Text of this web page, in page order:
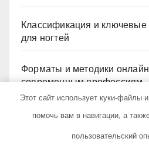
Классификация и ключевые
для ногтей
Форматы и методики
современным профессиям
Бангкок: трансферы,
Этот сайт использует куки-файлы
помочь вам в навигации, а
пользовательский